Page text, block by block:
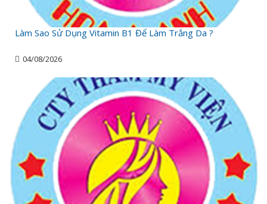
Làm Sao Sử Dụng Vitamin B1 Để Làm Trắng Da ?
04/08/2026